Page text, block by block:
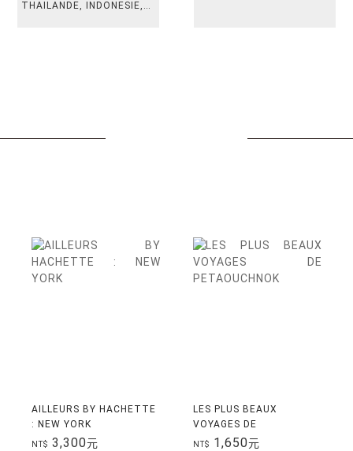
THAILANDE, INDONESIE,
AILLEURS BY HACHETTE
: NEW YORK
NT$ 3,300元
LES PLUS BEAUX
VOYAGES DE
PETAOUCHNOK
NT$ 1,650元